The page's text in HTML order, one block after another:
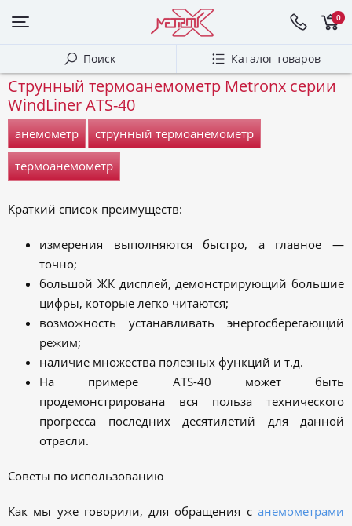
0
Поиск Каталог товаров
Струнный термоанемометр Metronx серии
WindLiner ATS-40
анемометр струнный термоанемометр
термоанемометр
Краткий список преимуществ:
измерения выполняются быстро, а главное —
точно;
большой ЖК дисплей, демонстрирующий большие
цифры, которые легко читаются;
возможность устанавливать энергосберегающий
режим;
наличие множества полезных функций и т.д.
На примере ATS-40 может быть
продемонстрирована вся польза технического
прогресса последних десятилетий для данной
отрасли.
Советы по использованию
Как мы уже говорили, для обращения с анемометрами